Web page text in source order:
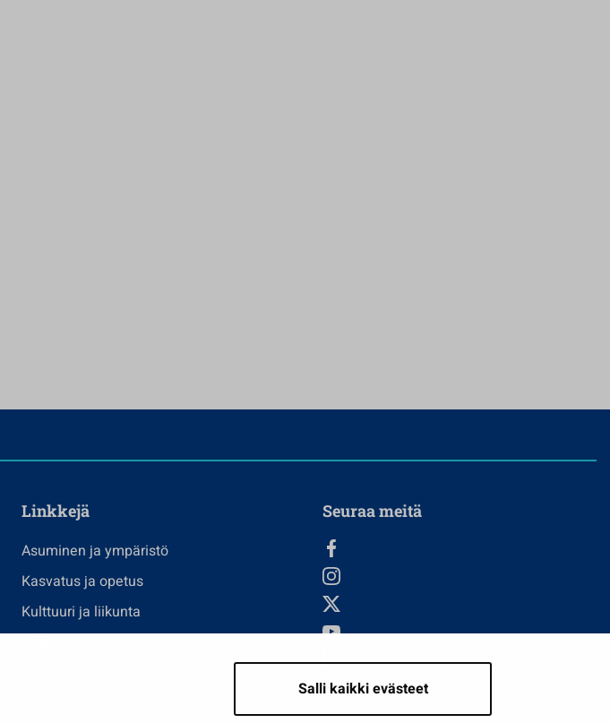
Salli kaikki evästeet
Linkkejä
Asuminen ja ympäristö
Kasvatus ja opetus
Kulttuuri ja liikunta
Seuraa meitä